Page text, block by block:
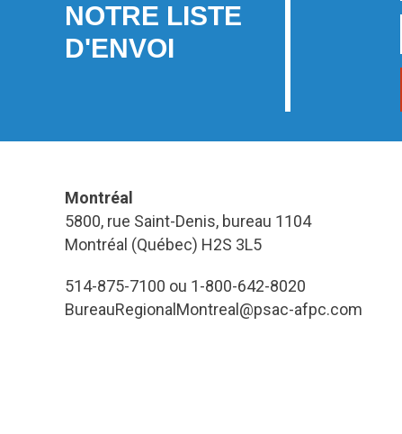
NOTRE LISTE
D'ENVOI
Montréal
5800, rue Saint-Denis, bureau 1104
Montréal (Québec) H2S 3L5
514-875-7100 ou 1-800-642-8020
BureauRegionalMontreal@psac-afpc.com